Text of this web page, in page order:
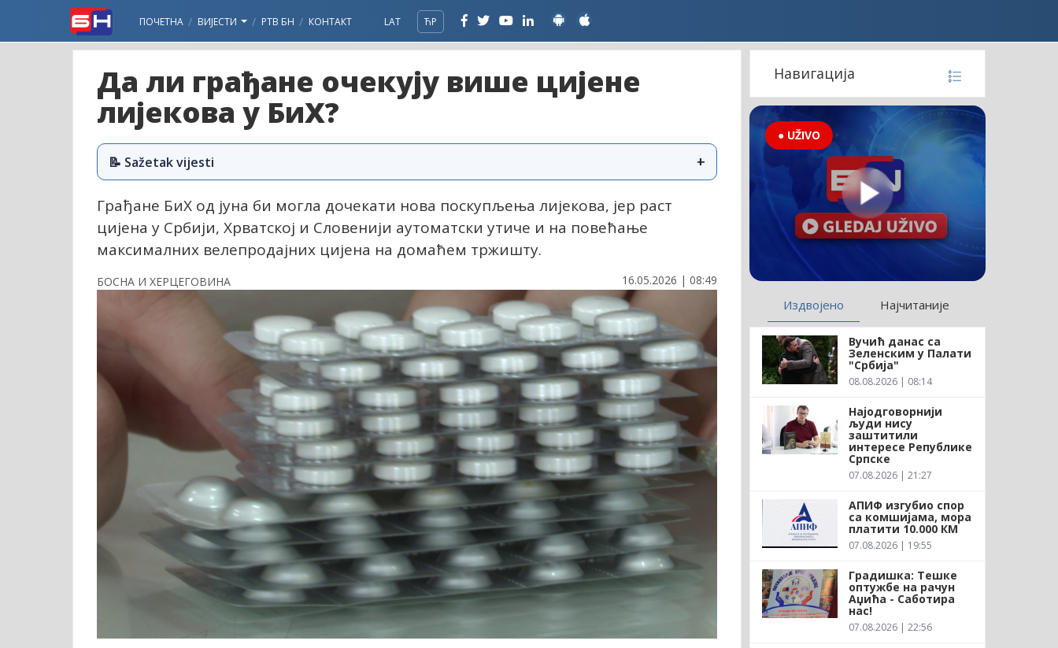
ПОЧЕТНА ВИЈЕСТИ РТВ БН КОНТАКТ LAT ЋР
Да ли грађане очекују више цијене
лијекова у БиХ?
📝 Sažetak vijesti +
Грађане БиХ од јуна би могла дочекати нова поскупљења лијекова, јер раст
цијена у Србији, Хрватској и Словенији аутоматски утиче и на повећање
максималних велепродајних цијена на домаћем тржишту.
БОСНА И ХЕРЦЕГОВИНА 16.05.2026 | 08:49
Навигација
● UŽIVO
Издвојено Најчитаније
Вучић данас са
Зеленским у Палати
"Србија"
08.08.2026 | 08:14
Најодговорнији
људи нису
заштитили
интересе Републике
Српске
07.08.2026 | 21:27
АПИФ изгубио спор
са комшијама, мора
платити 10.000 КМ
07.08.2026 | 19:55
Градишка: Тешке
оптужбе на рачун
Аџића - Саботира
нас!
07.08.2026 | 22:56